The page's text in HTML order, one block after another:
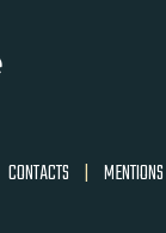
CONTACTS | MENTIONS